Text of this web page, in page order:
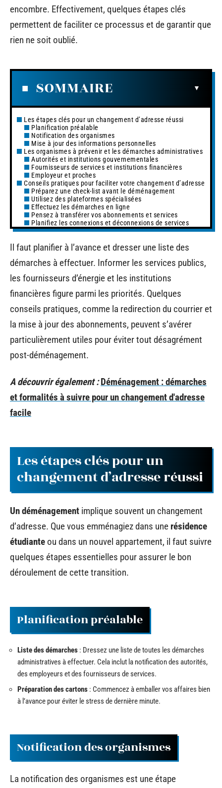
encombre. Effectivement, quelques étapes clés
permettent de faciliter ce processus et de garantir que
rien ne soit oublié.
SOMMAIRE
Les étapes clés pour un changement d’adresse réussi
Planification préalable
Notification des organismes
Mise à jour des informations personnelles
Les organismes à prévenir et les démarches administratives
Autorités et institutions gouvernementales
Fournisseurs de services et institutions financières
Employeur et proches
Conseils pratiques pour faciliter votre changement d’adresse
Préparez une check-list avant le déménagement
Utilisez des plateformes spécialisées
Effectuez les démarches en ligne
Pensez à transférer vos abonnements et services
Planifiez les connexions et déconnexions de services
Il faut planifier à l’avance et dresser une liste des
démarches à effectuer. Informer les services publics,
les fournisseurs d’énergie et les institutions
financières figure parmi les priorités. Quelques
conseils pratiques, comme la redirection du courrier et
la mise à jour des abonnements, peuvent s’avérer
particulièrement utiles pour éviter tout désagrément
post-déménagement.
A découvrir également : Déménagement : démarches
et formalités à suivre pour un changement d'adresse
facile
Les étapes clés pour un
changement d’adresse réussi
Un déménagement implique souvent un changement
d’adresse. Que vous emménagiez dans une résidence
étudiante ou dans un nouvel appartement, il faut suivre
quelques étapes essentielles pour assurer le bon
déroulement de cette transition.
Planification préalable
Liste des démarches : Dressez une liste de toutes les démarches
administratives à effectuer. Cela inclut la notification des autorités,
des employeurs et des fournisseurs de services.
Préparation des cartons : Commencez à emballer vos affaires bien
à l’avance pour éviter le stress de dernière minute.
Notification des organismes
La notification des organismes est une étape